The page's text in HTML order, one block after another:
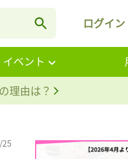
ログイン
ベント
理由は？